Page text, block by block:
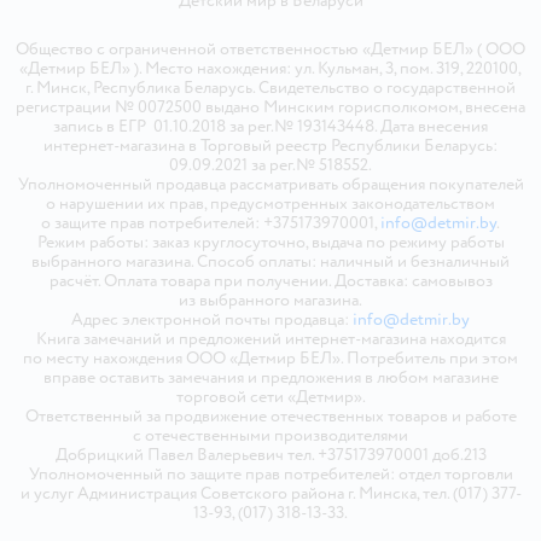
Общество с ограниченной ответственностью «Детмир БЕЛ» ( ООО
«Детмир БЕЛ» ). Место нахождения: ул. Кульман, 3, пом. 319, 220100,
г. Минск, Республика Беларусь. Свидетельство о государственной
регистрации № 0072500 выдано Минским горисполкомом, внесена
запись в ЕГР 01.10.2018 за рег.№ 193143448. Дата внесения
интернет-магазина в Торговый реестр Республики Беларусь:
09.09.2021 за рег.№ 518552.
Уполномоченный продавца рассматривать обращения покупателей
о нарушении их прав, предусмотренных законодательством
о защите прав потребителей: +375173970001, info@detmir.by.
Режим работы: заказ круглосуточно, выдача по режиму работы
выбранного магазина. Способ оплаты: наличный и безналичный
расчёт. Оплата товара при получении. Доставка: самовывоз
из выбранного магазина.
Адрес электронной почты продавца: info@detmir.by
Книга замечаний и предложений интернет-магазина находится
по месту нахождения ООО «Детмир БЕЛ». Потребитель при этом
вправе оставить замечания и предложения в любом магазине
торговой сети «Детмир».
Ответственный за продвижение отечественных товаров и работе
с отечественными производителями
Добрицкий Павел Валерьевич тел. +375173970001 доб.213
Уполномоченный по защите прав потребителей: отдел торговли
и услуг Администрация Советского района г. Минска, тел. (017) 377-
13-93, (017) 318-13-33.